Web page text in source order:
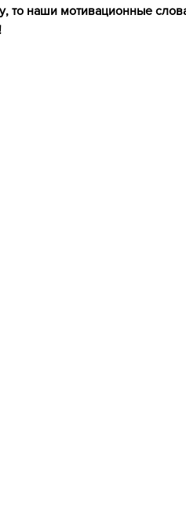
то наши мотивационные